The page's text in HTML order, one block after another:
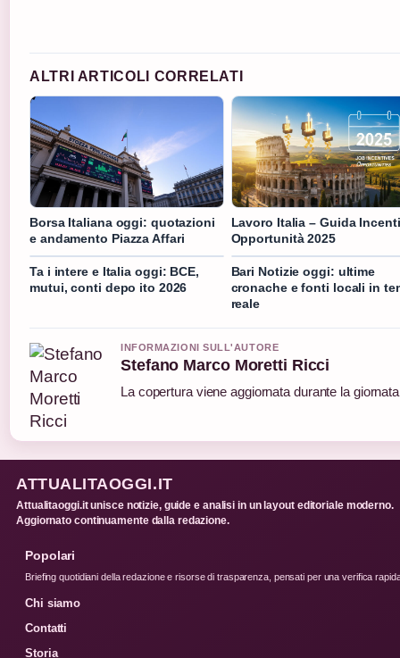
ALTRI ARTICOLI CORRELATI
Borsa Italiana oggi: quotazioni
e andamento Piazza Affari
Lavoro Italia – Guida
Opportunità 2025
Ta i intere e Italia oggi: BCE,
mutui, conti depo ito 2026
Bari Notizie oggi: ultime
cronache e fonti locali in
reale
INFORMAZIONI SULL'AUTORE
Stefano Marco Moretti Ricci
La copertura viene aggiornata durante la
ATTUALITAOGGI.IT
Attualitaoggi.it unisce notizie, guide e analisi in un layout editoriale moderno.
Aggiornato continuamente dalla redazione.
Popolari
Briefing quotidiani della redazione e risorse di trasparenza, pensati per una verifica
Chi siamo
Contatti
Storia